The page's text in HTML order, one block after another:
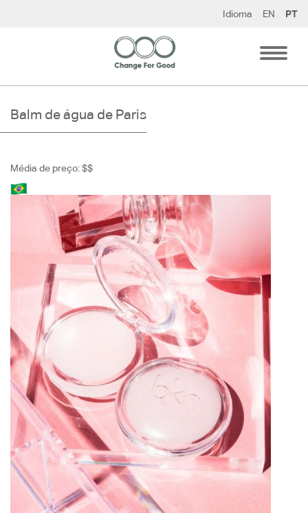
Idioma EN PT
Balm de água de Paris
Média de preço: $$